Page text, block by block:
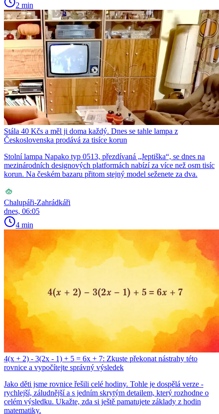
2 min
Stála 40 Kčs a měl ji doma každý. Dnes se tahle lampa z
Československa prodává za tisíce korun
Stolní lampa Napako typ 0513, přezdívaná „Jeptiška“, se dnes na
mezinárodních designových platformách nabízí za více než osm tisíc
korun. Na českém bazaru přitom stejný model seženete za dva.
Chalupáři-Zahrádkáři
dnes, 06:05
4 min
4(x + 2) - 3(2x - 1) + 5 = 6x + 7: Zkuste překonat nástrahy této
rovnice a vypočítejte správný výsledek
Jako děti jsme rovnice řešili celé hodiny. Tohle je dospělá verze -
rychlejší, záludnější a s jedním skrytým detailem, který rozhodne o
celém výsledku. Ukažte, zda si ještě pamatujete základy z hodin
matematiky.